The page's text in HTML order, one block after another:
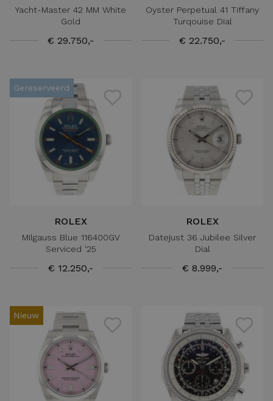
Yacht-Master 42 MM White
Gold
€ 29.750,-
Oyster Perpetual 41 Tiffany
Turqouise Dial
€ 22.750,-
Gereserveerd
ROLEX
Milgauss Blue 116400GV
Serviced '25
€ 12.250,-
ROLEX
Datejust 36 Jubilee Silver
Dial
€ 8.999,-
Nieuw